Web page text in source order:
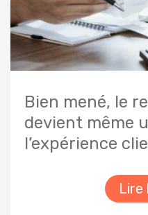
Bien mené, le
devient même
l’expérience
Lire